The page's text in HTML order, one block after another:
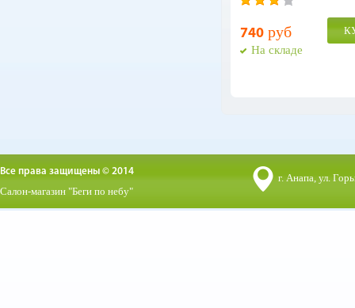
740 руб
На складе
Все права защищены © 2014
Салон-магазин "Беги по небу"
г. Анапа, ул.